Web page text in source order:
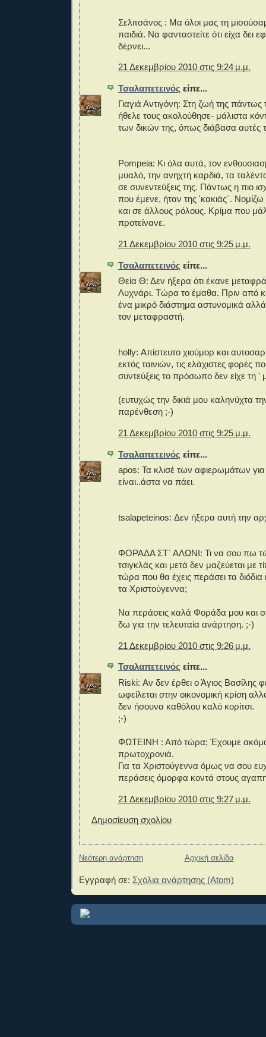
Σελιτσάνος : Μα όλοι μας τη
παιδιά. Να φανταστείτε ότι είχα δει
δέρνει...
21 Δεκεμβρίου 2010 στις 9:24 μ.μ.
Τσαλαπετεινός είπε...
Γιαγιά Αντιγόνη: Στη ζωή της
ήθελε τους ακολούθησε- μάλιστα
των δικών της, όπως διάβασα αυτές
Pompeia: Κι όλα αυτά, τον
μυαλό, την ανηχτή καρδιά, τα
σε συνεντεύξεις της. Πάντως η πιο
που έμενε, ήταν της 'κακιάς΄.
και σε άλλους ρόλους. Κρίμα που
προτείνανε.
21 Δεκεμβρίου 2010 στις 9:25 μ.μ.
Τσαλαπετεινός είπε...
Θεία Θ: Δεν ήξερα ότι έκανε
Λυχνάρι. Τώρα το έμαθα. Πριν από
ένα μικρό διάστημα αστυνομικά
τον μεταφραστή.
holly: Απίστευτο χιούμορ και
εκτός ταινιών, τις ελάχιστες φορές
συντεύξεις το πρόσωπο δεν είχε τη '
(ευτυχώς την δικιά μου καληνύχτα
παρένθεση ;-)
21 Δεκεμβρίου 2010 στις 9:25 μ.μ.
Τσαλαπετεινός είπε...
apos: Τα κλισέ των αφιερωμάτων για
είναι..άστα να πάει.
tsalapeteinos: Δεν ήξερα αυτή την
ΦΟΡΑΔΑ ΣΤ΄ ΑΛΩΝΙ: Τι να σου πω
τσιγκλάς και μετά δεν μαζεύεται με
τώρα που θα έχεις περάσει τα διόδια
τα Χριστούγεννα;
Να περάσεις καλά Φοράδα μου και
δω για την τελευταία ανάρτηση. ;-)
21 Δεκεμβρίου 2010 στις 9:26 μ.μ.
Τσαλαπετεινός είπε...
Riski: Αν δεν έρθει ο Άγιος Βασίλης
ωφείλεται στην οικονομική κρίση
δεν ήσουνα καθόλου καλό κορίτσι.
;-)
ΦΩΤΕΙΝΗ : Από τώρα; Έχουμε ακόμα
πρωτοχρονιά.
Για τα Χριστούγεννα όμως να σου
περάσεις όμορφα κοντά στους
21 Δεκεμβρίου 2010 στις 9:27 μ.μ.
Δημοσίευση σχολίου
Νεότερη ανάρτηση Αρχική σελίδα
Εγγραφή σε: Σχόλια ανάρτησης (Atom)